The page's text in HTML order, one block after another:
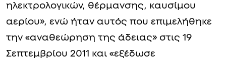
ηλεκτρολογικών, θέρμανσης, καυσίμου
αερίου», ενώ ήταν αυτός που επιμελήθηκε
την «αναθεώρηση της άδειας» στις 19
Σεπτεμβρίου 2011 και «εξέδωσε